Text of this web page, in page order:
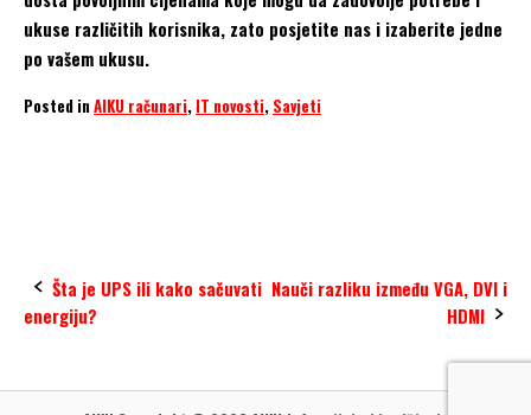
ukuse različitih korisnika, zato posjetite nas i izaberite jedne
po vašem ukusu.
Posted inAIKU računari, IT novosti, Savjeti
Post
Šta je UPS ili kako sačuvati
energiju?
Nauči razliku između VGA, DVI i
HDMI